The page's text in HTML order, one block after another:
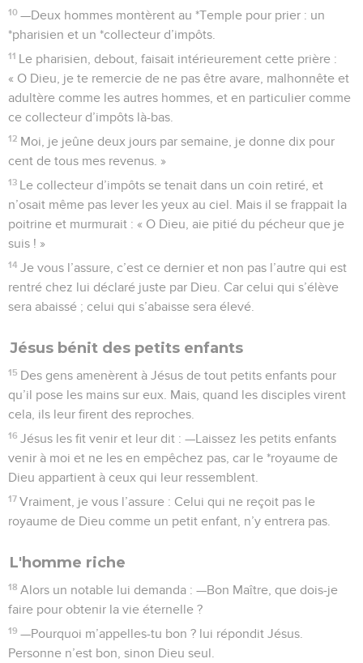
10 —Deux hommes montèrent au *Temple pour prier : un
*pharisien et un *collecteur d’impôts.
11 Le pharisien, debout, faisait intérieurement cette prière :
« O Dieu, je te remercie de ne pas être avare, malhonnête et
adultère comme les autres hommes, et en particulier comme
ce collecteur d’impôts là-bas.
12 Moi, je jeûne deux jours par semaine, je donne dix pour
cent de tous mes revenus. »
13 Le collecteur d’impôts se tenait dans un coin retiré, et
n’osait même pas lever les yeux au ciel. Mais il se frappait la
poitrine et murmurait : « O Dieu, aie pitié du pécheur que je
suis ! »
14 Je vous l’assure, c’est ce dernier et non pas l’autre qui est
rentré chez lui déclaré juste par Dieu. Car celui qui s’élève
sera abaissé ; celui qui s’abaisse sera élevé.
Jésus bénit des petits enfants
15 Des gens amenèrent à Jésus de tout petits enfants pour
qu’il pose les mains sur eux. Mais, quand les disciples virent
cela, ils leur firent des reproches.
16 Jésus les fit venir et leur dit : —Laissez les petits enfants
venir à moi et ne les en empêchez pas, car le *royaume de
Dieu appartient à ceux qui leur ressemblent.
17 Vraiment, je vous l’assure : Celui qui ne reçoit pas le
royaume de Dieu comme un petit enfant, n’y entrera pas.
L'homme riche
18 Alors un notable lui demanda : —Bon Maître, que dois-je
faire pour obtenir la vie éternelle ?
19 —Pourquoi m’appelles-tu bon ? lui répondit Jésus.
Personne n’est bon, sinon Dieu seul.